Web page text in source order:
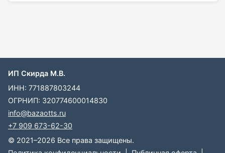
ИП Скирда М.В.
ИНН: 771887803244
ОГРНИП: 320774600014830
info@bazaotts.ru
+7 909 673-62-30
© 2021–2026 Все права защищены.